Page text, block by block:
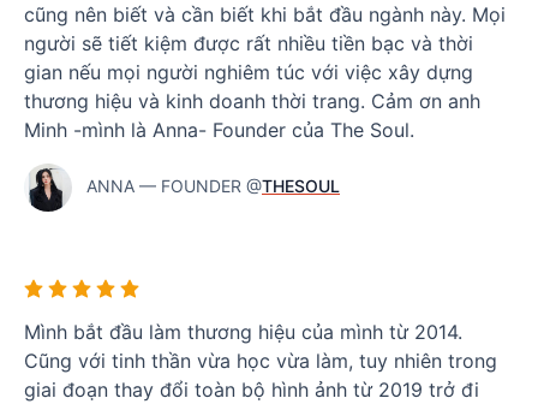
cũng nên biết và cần biết khi bắt đầu ngành này. Mọi
người sẽ tiết kiệm được rất nhiều tiền bạc và thời
gian nếu mọi người nghiêm túc với việc xây dựng
thương hiệu và kinh doanh thời trang. Cảm ơn anh
Minh -mình là Anna- Founder của The Soul.
ANNA — FOUNDER @THESOUL
Mình bắt đầu làm thương hiệu của mình từ 2014.
Cũng với tinh thần vừa học vừa làm, tuy nhiên trong
giai đoạn thay đổi toàn bộ hình ảnh từ 2019 trở đi